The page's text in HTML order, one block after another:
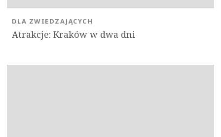
Atrakcje: Kraków w dwa dni
DLA ZWIEDZAJĄCYCH